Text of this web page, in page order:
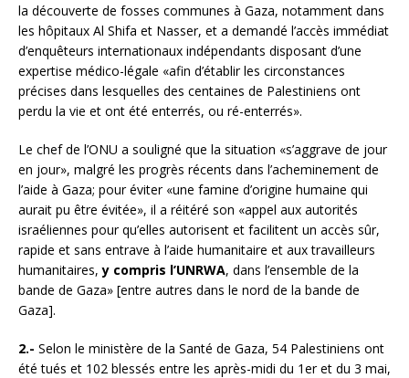
la découverte de fosses communes à Gaza, notamment dans
les hôpitaux Al Shifa et Nasser, et a demandé l’accès immédiat
d’enquêteurs internationaux indépendants disposant d’une
expertise médico-légale «afin d’établir les circonstances
précises dans lesquelles des centaines de Palestiniens ont
perdu la vie et ont été enterrés, ou ré-enterrés».
Le chef de l’ONU a souligné que la situation «s’aggrave de jour
en jour», malgré les progrès récents dans l’acheminement de
l’aide à Gaza; pour éviter «une famine d’origine humaine qui
aurait pu être évitée», il a réitéré son «appel aux autorités
israéliennes pour qu’elles autorisent et facilitent un accès sûr,
rapide et sans entrave à l’aide humanitaire et aux travailleurs
humanitaires,y compris l’UNRWA, dans l’ensemble de la
bande de Gaza» [entre autres dans le nord de la bande de
Gaza].
2.- Selon le ministère de la Santé de Gaza, 54 Palestiniens ont
été tués et 102 blessés entre les après-midi du 1er et du 3 mai,